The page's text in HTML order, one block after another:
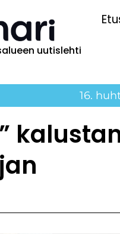
uutislehti
16.